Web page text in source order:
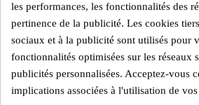
les performances, les fonctionnalités des
pertinence de la publicité. Les cookies
sociaux et à la publicité sont utilisés pour
fonctionnalités optimisées sur les réseaux
publicités personnalisées. Acceptez-vous
implications associées à l'utilisation de